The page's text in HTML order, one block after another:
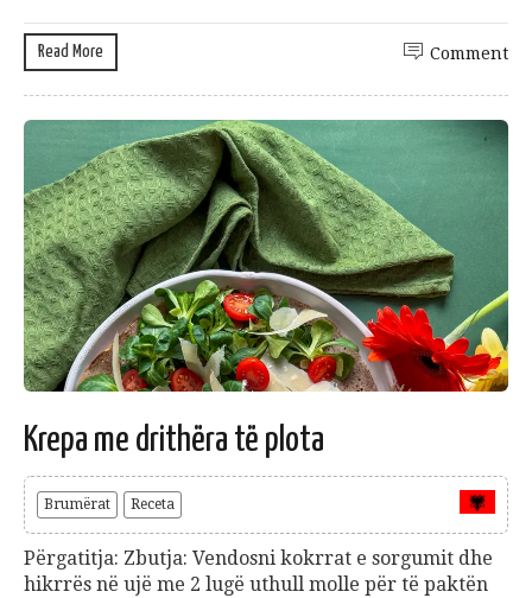
Read More Comment
Krepa me drithëra të plota
Brumërat Receta
Përgatitja: Zbutja: Vendosni kokrrat e sorgumit dhe
hikrrës në ujë me 2 lugë uthull molle për të paktën